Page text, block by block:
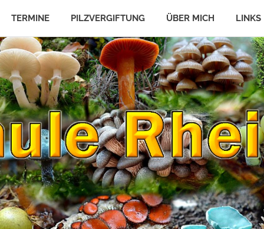
TERMINE PILZVERGIFTUNG ÜBER MICH LINKS